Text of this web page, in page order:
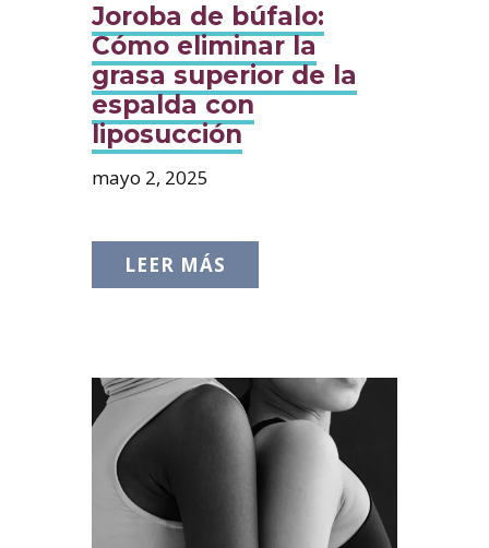
Joroba de búfalo:
Cómo eliminar la
grasa superior de la
espalda con
liposucción
mayo 2, 2025
LEER MÁS